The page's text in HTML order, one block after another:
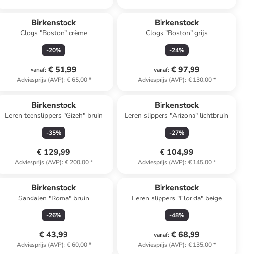
Birkenstock
Clogs "Boston" crème
-20%
vanaf: € 51,99
Adviesprijs (AVP): € 65,00*
Birkenstock
Clogs "Boston" grijs
-24%
vanaf: € 97,99
Adviesprijs (AVP): € 130,00*
Birkenstock
Leren teenslippers "Gizeh" bruin
-35%
€ 129,99
Adviesprijs (AVP): € 200,00*
Birkenstock
Leren slippers "Arizona" lichtbruin
-27%
€ 104,99
Adviesprijs (AVP): € 145,00*
Birkenstock
Sandalen "Roma" bruin
-26%
€ 43,99
Adviesprijs (AVP): € 60,00*
Birkenstock
Leren slippers "Florida" beige
-48%
vanaf: € 68,99
Adviesprijs (AVP): € 135,00*